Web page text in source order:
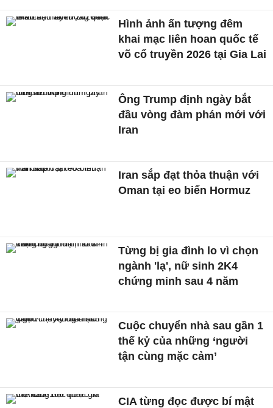
Hình ảnh ấn tượng đêm
khai mạc liên hoan quốc tế
võ cổ truyền 2026 tại Gia Lai
Ông Trump định ngày bắt
đầu vòng đàm phán mới với
Iran
Iran sắp đạt thỏa thuận với
Oman tại eo biển Hormuz
Từng bị gia đình lo vì chọn
ngành 'lạ', nữ sinh 2K4
chứng minh sau 4 năm
Cuộc chuyển nhà sau gần 1
thế kỷ của những ‘người
tận cùng mặc cảm’
CIA từng đọc được bí mật